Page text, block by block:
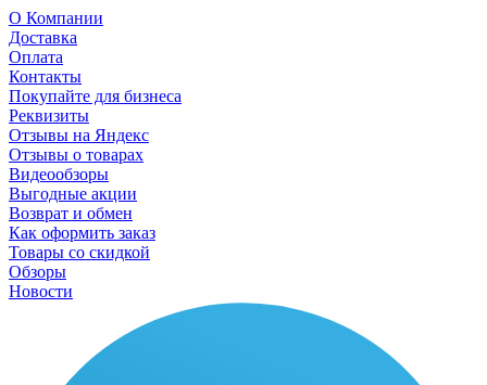
О Компании
Доставка
Оплата
Контакты
Покупайте для бизнеса
Реквизиты
Отзывы на Яндекс
Отзывы о товарах
Видеообзоры
Выгодные акции
Возврат и обмен
Как оформить заказ
Товары со скидкой
Обзоры
Новости